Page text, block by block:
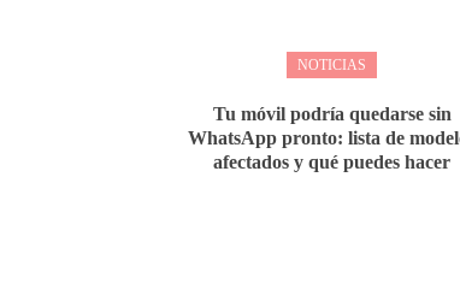
NOTICIAS
Tu móvil podría quedarse sin
WhatsApp pronto: lista de
afectados y qué puedes hacer